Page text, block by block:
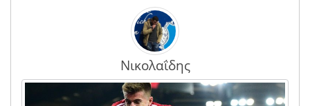
Νικολαΐδης